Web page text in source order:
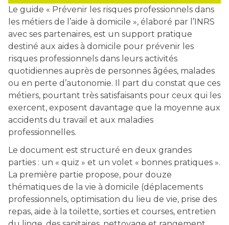
Le guide « Prévenir les risques professionnels dans
les métiers de l’aide à domicile », élaboré par l’INRS
avec ses partenaires, est un support pratique
destiné aux aides à domicile pour prévenir les
risques professionnels dans leurs activités
quotidiennes auprès de personnes âgées, malades
ou en perte d’autonomie. Il part du constat que ces
métiers, pourtant très satisfaisants pour ceux qui les
exercent, exposent davantage que la moyenne aux
accidents du travail et aux maladies
professionnelles.
Le document est structuré en deux grandes
parties : un « quiz » et un volet « bonnes pratiques ».
La première partie propose, pour douze
thématiques de la vie à domicile (déplacements
professionnels, optimisation du lieu de vie, prise des
repas, aide à la toilette, sorties et courses, entretien